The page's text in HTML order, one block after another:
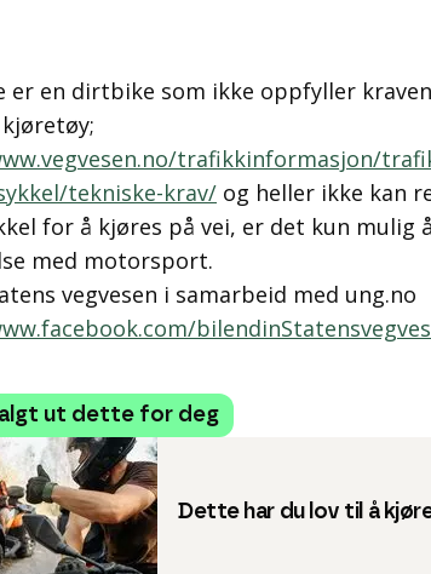
er en dirtbike som ikke oppfyller
trafikkinformasjon/
tekniske-krav/ og heller ikke kan
for å kjøres på vei, er det kun mulig
med motorsport.
vegvesen i samarbeid med ung.no
ut dette for deg
Dette har du lov til å